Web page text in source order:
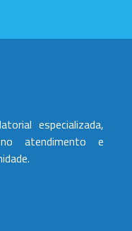
especializada,
atendimento e